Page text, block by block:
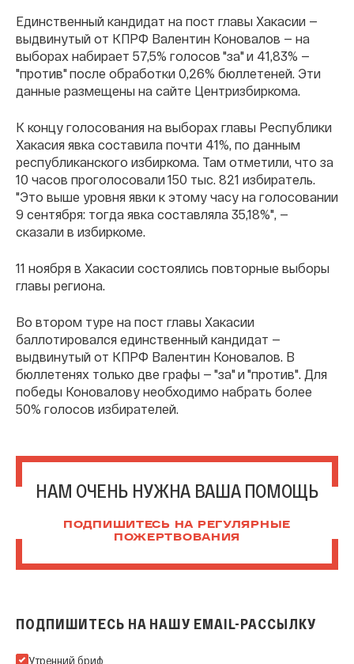
Единственный кандидат на пост главы Хакасии —
выдвинутый от КПРФ Валентин Коновалов — на
выборах набирает 57,5% голосов "за" и 41,83% —
"против" после обработки 0,26% бюллетеней. Эти
данные размещены на сайте Центризбиркома.
К концу голосования на выборах главы Республики
Хакасия явка составила почти 41%, по данным
республиканского избиркома. Там отметили, что за
10 часов проголосовали 150 тыс. 821 избиратель.
"Это выше уровня явки к этому часу на голосовании
9 сентября: тогда явка составляла 35,18%", —
сказали в избиркоме.
11 ноября в Хакасии состоялись повторные выборы
главы региона.
Во втором туре на пост главы Хакасии
баллотировался единственный кандидат —
выдвинутый от КПРФ Валентин Коновалов. В
бюллетенях только две графы — "за" и "против". Для
победы Коновалову необходимо набрать более
50% голосов избирателей.
НАМ ОЧЕНЬ НУЖНА ВАША ПОМОЩЬ
ПОДПИШИТЕСЬ НА РЕГУЛЯРНЫЕ
ПОЖЕРТВОВАНИЯ
ПОДПИШИТЕСЬ НА НАШУ EMAIL-РАССЫЛКУ
Подпишитесь на нашу Email-рассылку
Утренний бриф